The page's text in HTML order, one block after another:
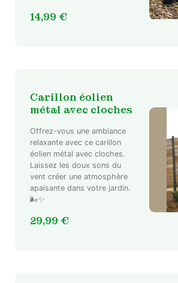
14,99 €
Carillon éolien
métal avec cloches
Offrez-vous une ambiance
relaxante avec ce carillon
éolien métal avec cloches.
Laissez les doux sons du
vent créer une atmosphère
apaisante dans votre jardin.
🌬️✨
29,99 €